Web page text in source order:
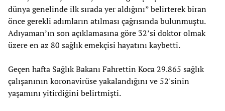
dünya genelinde ilk sırada yer aldığını” belirterek biran
önce gerekli adımların atılması çağrısında bulunmuştu.
Adıyaman’ın son açıklamasına göre 32’si doktor olmak
üzere en az 80 sağlık emekçisi hayatını kaybetti.
Geçen hafta Sağlık Bakanı Fahrettin Koca 29.865 sağlık
çalışanının koronavirüse yakalandığını ve 52'sinin
yaşamını yitirdiğini belirtmişti.